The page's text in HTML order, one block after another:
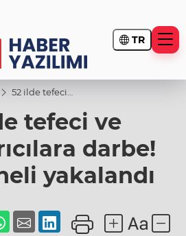
TR
52 ilde tefeci
dolandırıcılara
darbe! 179
yakalandı
tefeci ve
darbe!
yakalandı